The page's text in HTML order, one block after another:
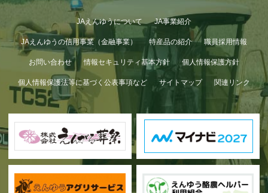
JAえんゆうについて JA事業紹介
JAえんゆうの信用事業（金融事業） 特産品の紹介 職員採用情報
お問い合わせ 情報セキュリティ基本方針 個人情報保護方針
個人情報保護法等に基づく公表事項など サイトマップ 関連リンク